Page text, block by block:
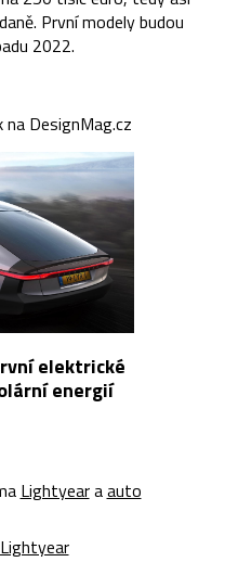
První modely budou
2022.
DesignMag.cz
elektrické
energií
Lightyearaauto
Lightyear